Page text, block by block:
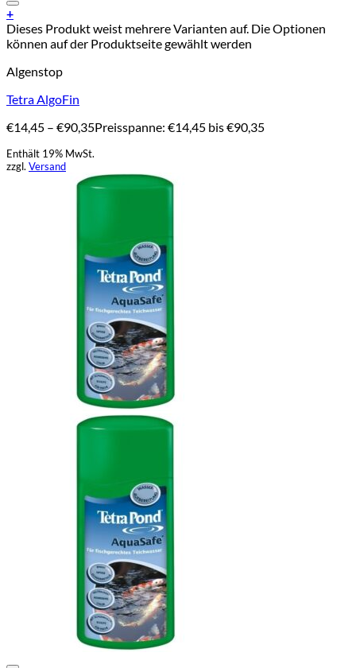
+
Dieses Produkt weist mehrere Varianten auf. Die Optionen
können auf der Produktseite gewählt werden
Algenstop
Tetra AlgoFin
€14,45 – €90,35Preisspanne: €14,45 bis €90,35
Enthält 19% MwSt.
zzgl. Versand